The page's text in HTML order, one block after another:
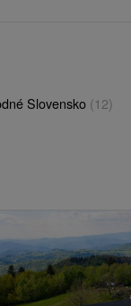
Slovensko (12)